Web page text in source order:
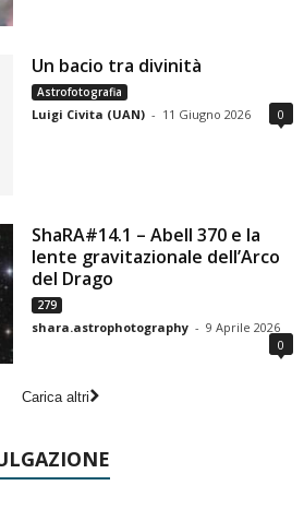
Un bacio tra divinità
Astrofotografia
Luigi Civita (UAN) - 11 Giugno 2026 0
ShaRA#14.1 – Abell 370 e la
lente gravitazionale dell’Arco
del Drago
279
shara.astrophotography - 9 Aprile 2026
0
Carica altri